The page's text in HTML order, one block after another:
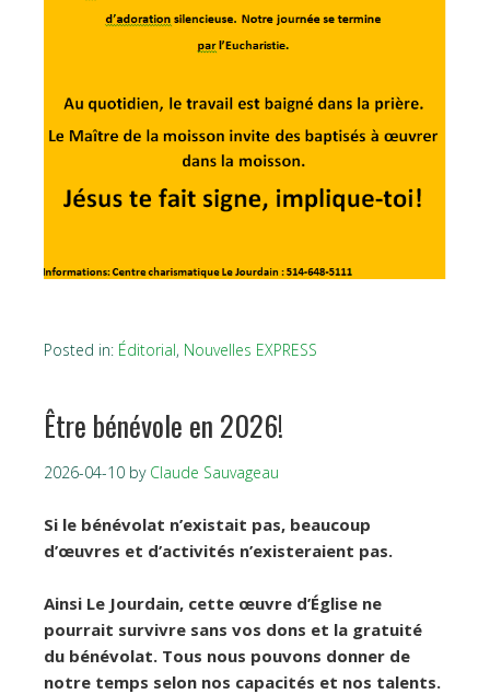
Posted in: Éditorial, Nouvelles EXPRESS
Être bénévole en 2026!
2026-04-10 by Claude Sauvageau
Si le bénévolat n’existait pas, beaucoup
d’œuvres et d’activités n’existeraient pas.
Ainsi Le Jourdain, cette œuvre d’Église ne
pourrait survivre sans vos dons et la gratuité
du bénévolat. Tous nous pouvons donner de
notre temps selon nos capacités et nos talents.